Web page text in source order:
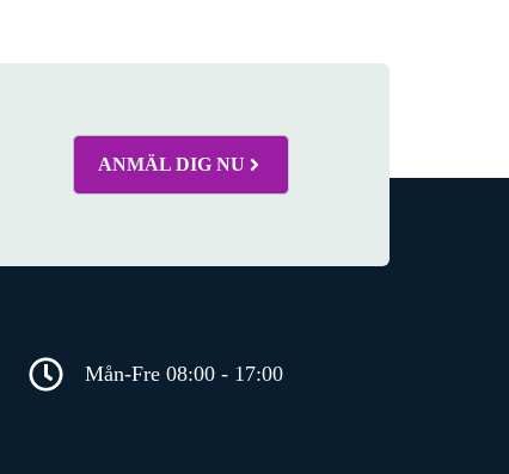
ANMÄL DIG NU
Mån-Fre 08:00 - 17:00